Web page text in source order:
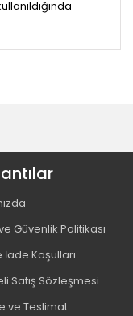
Güvenlik Politikası
İade Koşulları
Satış Sözleşmesi
ve Teslimat